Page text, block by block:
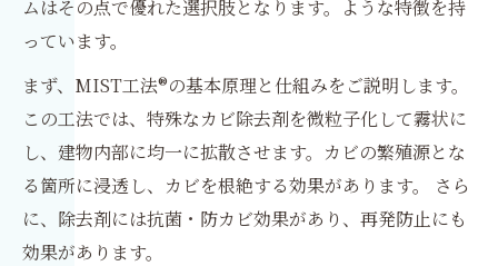
ムはその点で優れた選択肢となります。ような特徴を持
っています。
まず、MIST工法®の基本原理と仕組みをご説明します。
この工法では、特殊なカビ除去剤を微粒子化して霧状に
し、建物内部に均一に拡散させます。カビの繁殖源とな
る箇所に浸透し、カビを根絶する効果があります。 さら
に、除去剤には抗菌・防カビ効果があり、再発防止にも
効果があります。